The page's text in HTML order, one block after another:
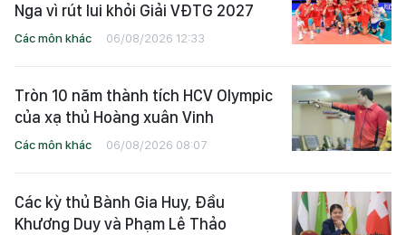
Nga vì rút lui khỏi Giải VĐTG 2027
Các môn khác 06/08/2026 12:33
Tròn 10 năm thành tích HCV Olympic
của xạ thủ Hoàng xuân Vinh
Các môn khác 06/08/2026 08:07
Các kỳ thủ Bành Gia Huy, Đầu
Khương Duy và Phạm Lê Thảo